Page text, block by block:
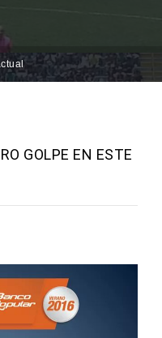
GOLPE EN ESTE